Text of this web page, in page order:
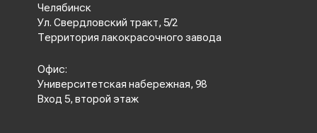
Челябинск
Ул. Свердловский тракт, 5/2
Территория лакокрасочного завода
Офис:
Университетская набережная, 98
Вход 5, второй этаж